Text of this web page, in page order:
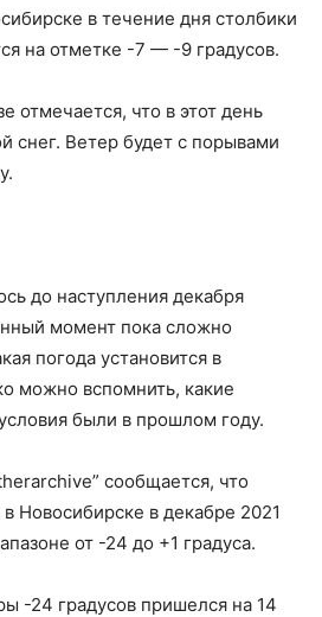
в течение дня столбики
на отметке -7 — -9 градусов.
отмечается, что в этот день
снег. Ветер будет с порывами
до наступления декабря
момент пока сложно
погода установится в
можно вспомнить, какие
были в прошлом году.
сообщается, что
Новосибирске в декабре 2021
от -24 до +1 градуса.
-24 градусов пришелся на 14